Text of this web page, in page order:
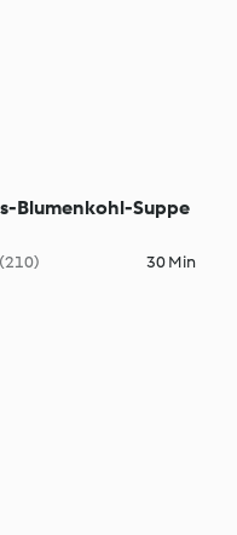
Blumenkohl-Suppe
(210) 30 Min